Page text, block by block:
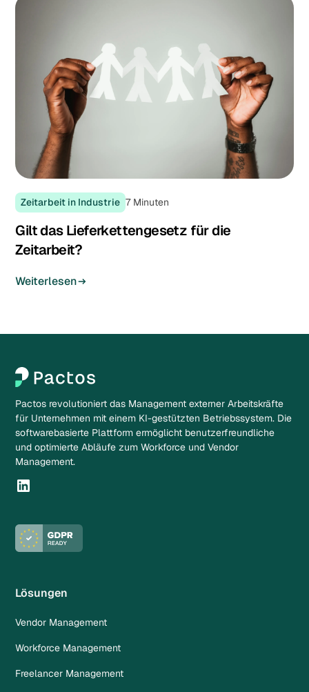
Zeitarbeit in Industrie 7Minuten
Gilt das Lieferkettengesetz für die
Zeitarbeit?
Weiterlesen
Pactos revolutioniert das Management externer Arbeitskräfte
für Unternehmen mit einem KI-gestützten Betriebssystem. Die
softwarebasierte Plattform ermöglicht benutzerfreundliche
und optimierte Abläufe zum Workforce und Vendor
Management.
Lösungen
Vendor Management
Workforce Management
Freelancer Management